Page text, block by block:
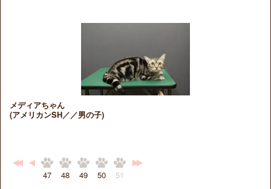
メディアちゃん
(アメリカンSH／／男の子)
47 48 49 50 51